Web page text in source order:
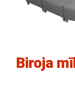
Biroja